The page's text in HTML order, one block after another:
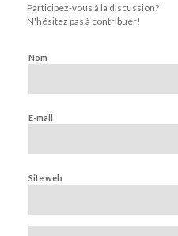
Participez-vous à la discussion?
N'hésitez pas à contribuer!
Nom
E-mail
Site web